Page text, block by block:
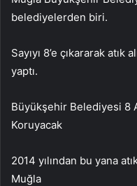
belediyelerden biri.
Sayıyı 8’e çıkararak atık
yaptı.
Büyükşehir Belediyesi 8
Koruyacak
2014 yılından bu yana
Muğla